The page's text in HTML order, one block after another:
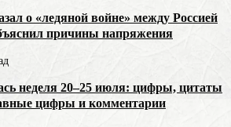
о «ледяной войне» между Россией
причины напряжения
неделя 20–25 июля: цифры, цитаты
цифры и комментарии